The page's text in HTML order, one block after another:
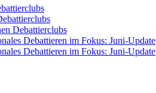
Debattierclubs
Debattieren im Fokus: Juni-Update
Debattieren im Fokus: Juni-Update